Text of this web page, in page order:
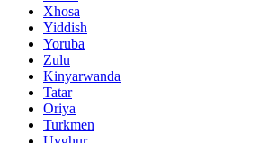
Xhosa
Yiddish
Yoruba
Zulu
Kinyarwanda
Tatar
Oriya
Turkmen